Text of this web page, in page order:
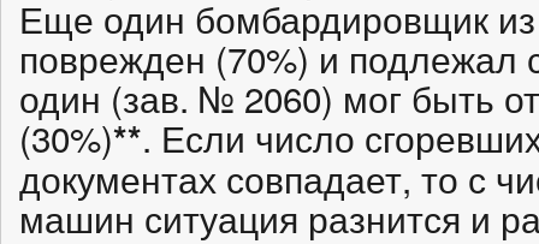
Еще один бомбардировщик
поврежден (70%) и
один (зав. № 2060) мог быть
(30%)**. Если число
документах совпадает, то с
машин ситуация разнится и